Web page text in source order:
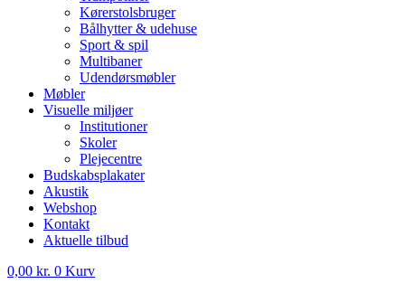
Kørerstolsbruger
Bålhytter & udehuse
Sport & spil
Multibaner
Udendørsmøbler
Møbler
Visuelle miljøer
Institutioner
Skoler
Plejecentre
Budskabsplakater
Akustik
Webshop
Kontakt
Aktuelle tilbud
0,00 kr. 0 Kurv